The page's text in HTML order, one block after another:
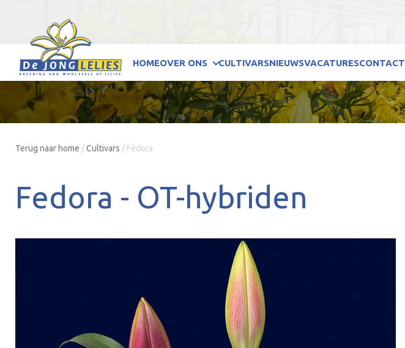
HOMEOVER ONS CULTIVARSNIEUWSVACATURESCONTACT
Terug naar home /Cultivars / Fedora
Fedora - OT-hybriden